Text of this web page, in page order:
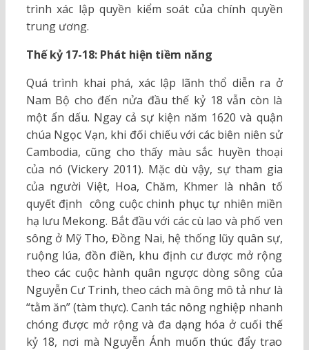
trình xác lập quyền kiểm soát của chính quyền
trung ương.
Thế kỷ 17-18: Phát hiện tiềm năng
Quá trình khai phá, xác lập lãnh thổ diễn ra ở
Nam Bộ cho đến nửa đầu thế kỷ 18 vẫn còn là
một ẩn dấu. Ngay cả sự kiện năm 1620 và quận
chúa Ngọc Vạn, khi đối chiếu với các biên niên sử
Cambodia, cũng cho thấy màu sắc huyền thoại
của nó (Vickery 2011). Mặc dù vậy, sự tham gia
của người Việt, Hoa, Chăm, Khmer là nhân tố
quyết định công cuộc chinh phục tự nhiên miền
hạ lưu Mekong. Bắt đầu với các cù lao và phố ven
sông ở Mỹ Tho, Đồng Nai, hệ thống lũy quân sự,
ruộng lúa, đồn điền, khu định cư được mở rộng
theo các cuộc hành quân ngược dòng sông của
Nguyễn Cư Trinh, theo cách mà ông mô tả như là
“tằm ăn” (tàm thực). Canh tác nông nghiệp nhanh
chóng được mở rộng và đa dạng hóa ở cuối thế
kỷ 18, nơi mà Nguyễn Ánh muốn thúc đẩy trao